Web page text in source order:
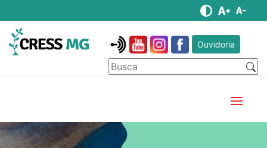
Ouvidoria